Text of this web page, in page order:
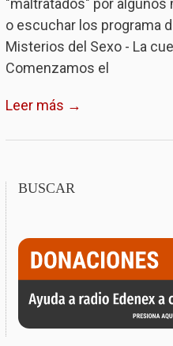
"maltratados" por
o escuchar los programa
Misterios del Sexo - La
Comenzamos el
Leer más →
BUSCAR